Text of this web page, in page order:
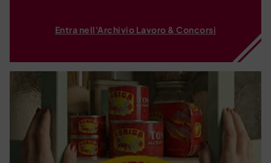
Entra nell'Archivio Lavoro & Concorsi